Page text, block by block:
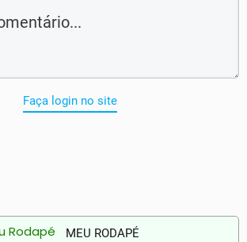
Faça login no site
MEU RODAPÉ